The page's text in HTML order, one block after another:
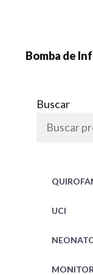
Bomba de
Buscar
UCI